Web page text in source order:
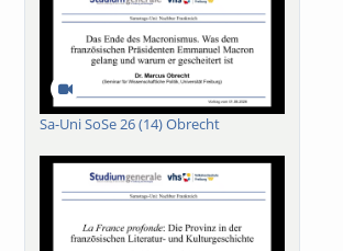
Sa-Uni SoSe 26 (14) Obrecht